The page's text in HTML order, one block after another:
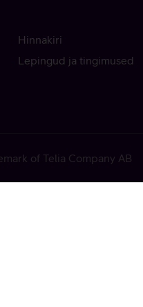
Hinnakiri
Lepingud ja tingimused
of Telia Company AB